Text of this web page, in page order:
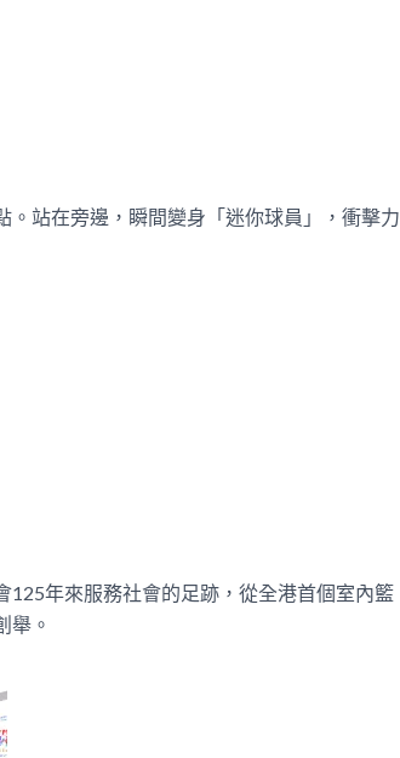
站在旁邊，瞬間變身「迷你球員」，衝擊力
年來服務社會的足跡，從全港首個室內籃
舉。